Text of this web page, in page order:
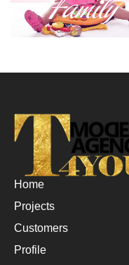
Home
Projects
Customers
Profile